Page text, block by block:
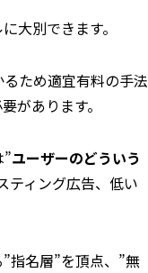
大別できます。
ため適宜有料の手法
があります。
ユーザーのどういう
ティング広告、低い
指名層”を頂点、”無